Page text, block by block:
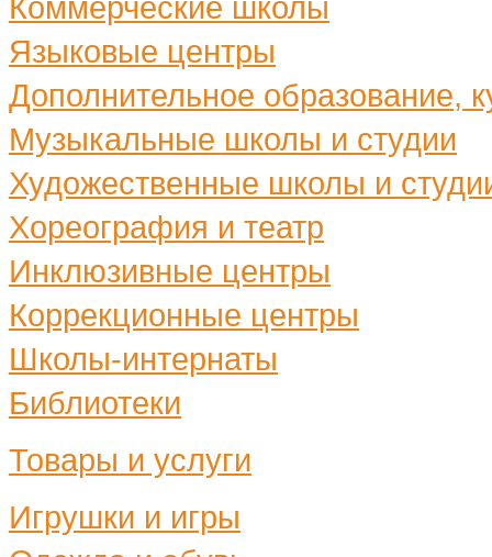
Языковые центры
Дополнительное образование,
Музыкальные школы и студии
Художественные школы и
Хореография и театр
Инклюзивные центры
Коррекционные центры
Школы-интернаты
Библиотеки
Товары и услуги
Игрушки и игры